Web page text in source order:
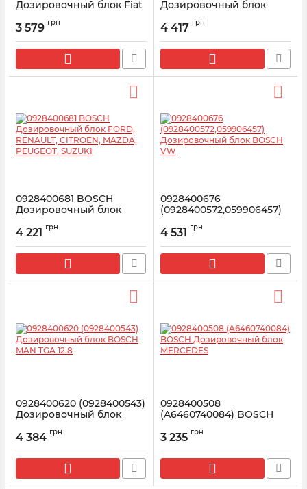
Дозировочный блок Fiat
Артикул:
3 579 грн
Дозировочный блок
Артикул:
4 417 грн
0928400681 BOSCH
Дозировочный блок
MAZDA, PEUGEOT,
Артикул: 0928400681
4 221 грн
0928400676
(0928400572,059906457)
Дозировочный блок
BOSCH VW
Артикул: 0928400676
4 531 грн
0928400620 (0928400543)
Дозировочный блок
Артикул: 0928400620
4 384 грн
0928400508
(A6460740084) BOSCH
Дозировочный блок
MERCEDES
Артикул: 0928400508
3 235 грн